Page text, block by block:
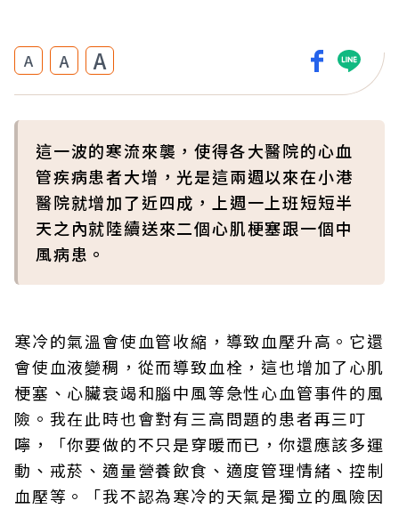
A A A
這一波的寒流來襲，使得各大醫院的心血
管疾病患者大增，光是這兩週以來在小港
醫院就增加了近四成，上週一上班短短半
天之內就陸續送來二個心肌梗塞跟一個中
風病患。
寒冷的氣溫會使血管收縮，導致血壓升高。它還
會使血液變稠，從而導致血栓，這也增加了心肌
梗塞、心臟衰竭和腦中風等急性心血管事件的風
險。我在此時也會對有三高問題的患者再三叮
嚀，「你要做的不只是穿暖而已，你還應該多運
動、戒菸、適量營養飲食、適度管理情緒、控制
血壓等。「我不認為寒冷的天氣是獨立的風險因